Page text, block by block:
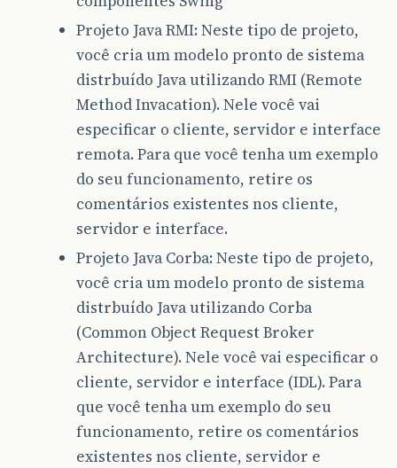
Projeto Java RMI: Neste tipo de projeto,
você cria um modelo pronto de sistema
distrbuído Java utilizando RMI (Remote
Method Invacation). Nele você vai
especificar o cliente, servidor e interface
remota. Para que você tenha um exemplo
do seu funcionamento, retire os
comentários existentes nos cliente,
servidor e interface.
Projeto Java Corba: Neste tipo de projeto,
você cria um modelo pronto de sistema
distrbuído Java utilizando Corba
(Common Object Request Broker
Architecture). Nele você vai especificar o
cliente, servidor e interface (IDL). Para
que você tenha um exemplo do seu
funcionamento, retire os comentários
existentes nos cliente, servidor e